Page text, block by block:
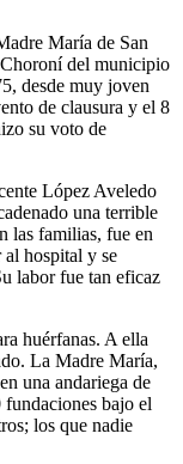
María de San
Choroní del municipio
desde muy joven
de clausura y el 8
su voto de
López Aveledo
una terrible
las familias, fue en
al hospital y se
labor fue tan eficaz
huérfanas. A ella
La Madre María,
una andariega de
fundaciones bajo el
los que nadie